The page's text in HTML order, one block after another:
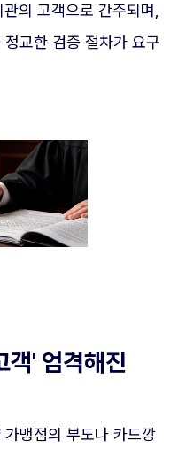
의 고객으로 간주되며,
교한 검증 절차가 요구
객' 엄격해진
맹점의 부도나 카드깡